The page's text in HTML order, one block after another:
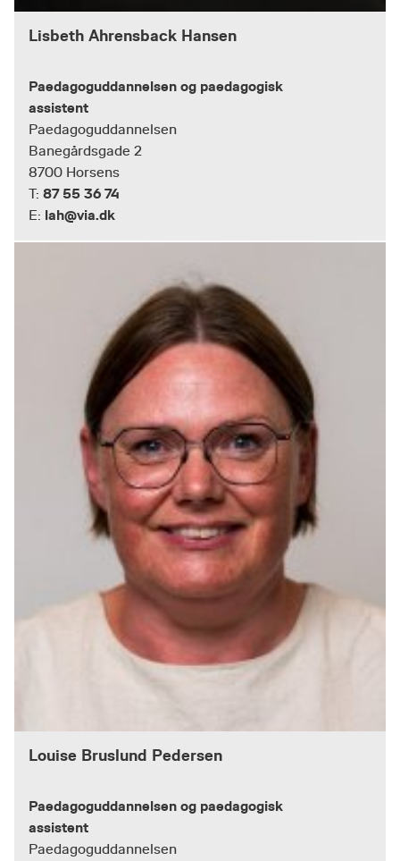
Lisbeth Ahrensback Hansen
Paedagoguddannelsen og paedagogisk
assistent
Paedagoguddannelsen
Banegårdsgade 2
8700 Horsens
T: 87 55 36 74
E: lah@via.dk
Louise Bruslund Pedersen
Paedagoguddannelsen og paedagogisk
assistent
Paedagoguddannelsen